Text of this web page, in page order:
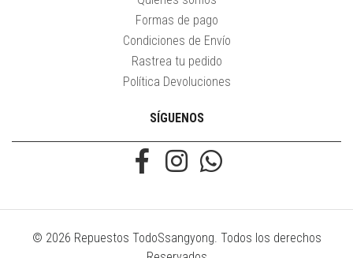
Formas de pago
Condiciones de Envío
Rastrea tu pedido
Política Devoluciones
SÍGUENOS
© 2026 Repuestos TodoSsangyong. Todos los derechos